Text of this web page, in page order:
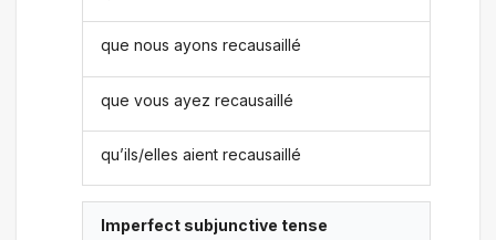
que nous ayons recausaillé
que vous ayez recausaillé
qu’ils/elles aient recausaillé
Imperfect subjunctive tense